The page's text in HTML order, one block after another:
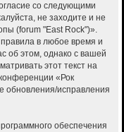
со следующими
не заходите и не
(forum "East Rock")».
в любое время и
об этом, однако с вашей
этот текст на
«Рок
обновления/исправления
обеспечения